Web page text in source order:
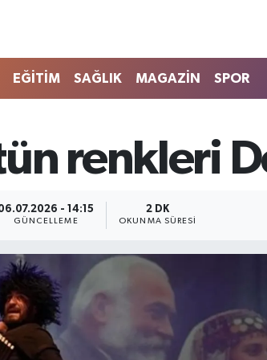
EĞİTİM SAĞLIK MAGAZİN SPOR
renkleri
- 14:15
GÜNCELLEME
2 DK
OKUNMA SÜRESI